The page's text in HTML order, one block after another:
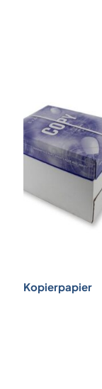
Kopierpapier